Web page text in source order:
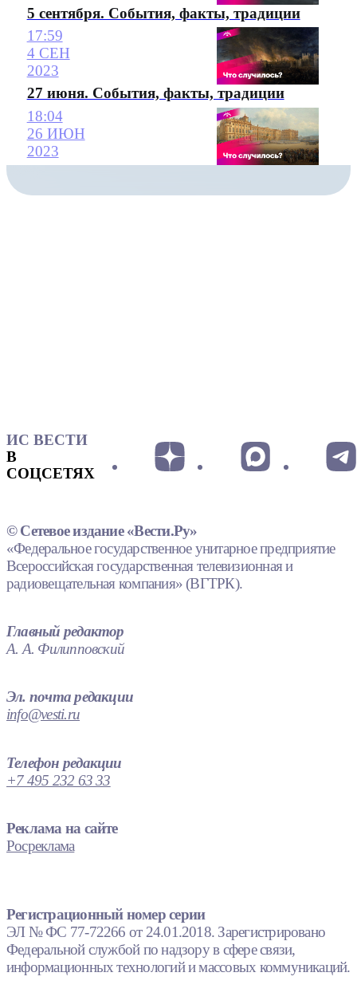
5 сентября. События, факты, традиции
17:59
4 СЕН
2023
27 июня. События, факты, традиции
18:04
26 ИЮН
2023
ИС ВЕСТИ
В
СОЦСЕТЯХ
© Сетевое издание «Вести.Ру»
«Федеральное государственное унитарное предприятие
Всероссийская государственная телевизионная и
радиовещательная компания» (ВГТРК).
Главный редактор
А. А. Филипповский
Эл. почта редакции
info@vesti.ru
Телефон редакции
+7 495 232 63 33
Реклама на сайте
Росреклама
Регистрационный номер серии
ЭЛ № ФС 77-72266 от 24.01.2018. Зарегистрировано
Федеральной службой по надзору в сфере связи,
информационных технологий и массовых коммуникаций.